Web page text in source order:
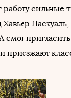
сильные
Хавьер
смог
приезжают